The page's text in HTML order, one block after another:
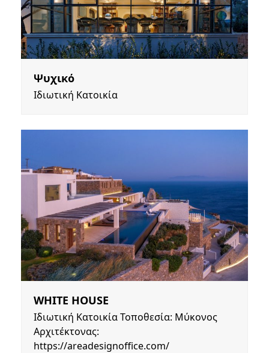
Ψυχικό
Ιδιωτική Κατοικία
WHITE HOUSE
Ιδιωτική Κατοικία Τοποθεσία: Μύκονος
Αρχιτέκτονας:
https://areadesignoffice.com/